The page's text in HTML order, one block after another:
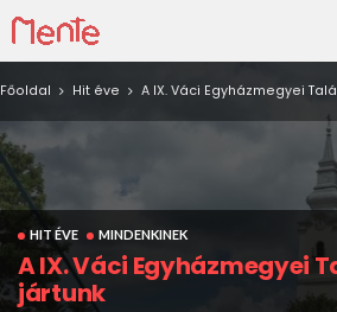
Főoldal Hit éve A IX. Váci Egyházmegyei
HIT ÉVE MINDENKINEK
A IX. Váci Egyházmegyei
jártunk